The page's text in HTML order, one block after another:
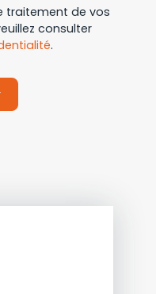
traitement de vos
consulter
.